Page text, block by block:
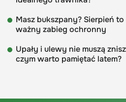
Masz bukszpany? Sierpień
ważny zabieg ochronny
Upały i ulewy nie muszą
czym warto pamiętać latem?